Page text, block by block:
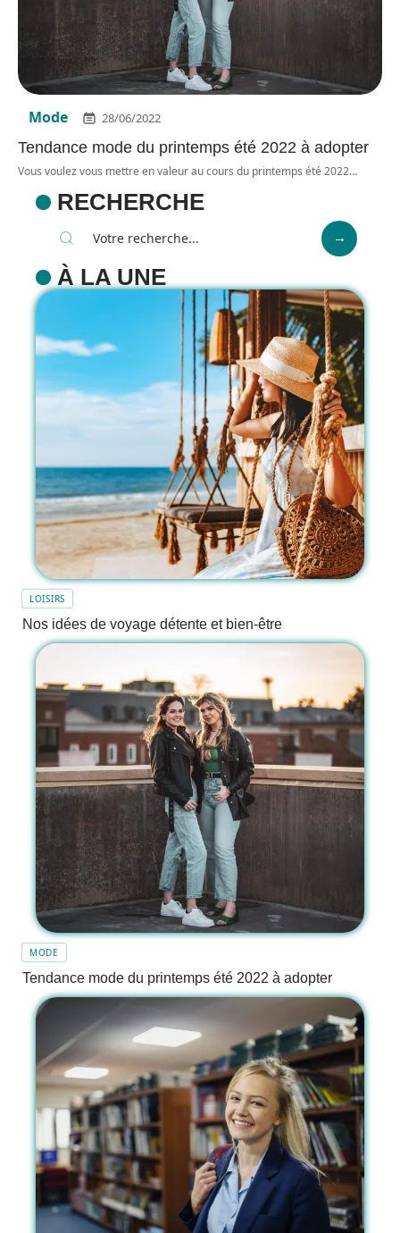
Mode 28/06/2022
Tendance mode du printemps été 2022 à adopter
Vous voulez vous mettre en valeur au cours du printemps été 2022…
RECHERCHE
À LA UNE
LOISIRS
Nos idées de voyage détente et bien-être
MODE
Tendance mode du printemps été 2022 à adopter